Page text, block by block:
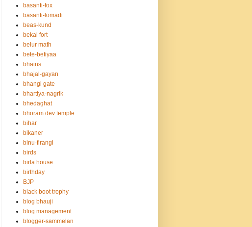
basanti-fox
basanti-lomadi
beas-kund
bekal fort
belur math
bete-betiyaa
bhains
bhajal-gayan
bhangi gate
bhartiya-nagrik
bhedaghat
bhoram dev temple
bihar
bikaner
binu-firangi
birds
birla house
birthday
BJP
black boot trophy
blog bhauji
blog management
blogger-sammelan